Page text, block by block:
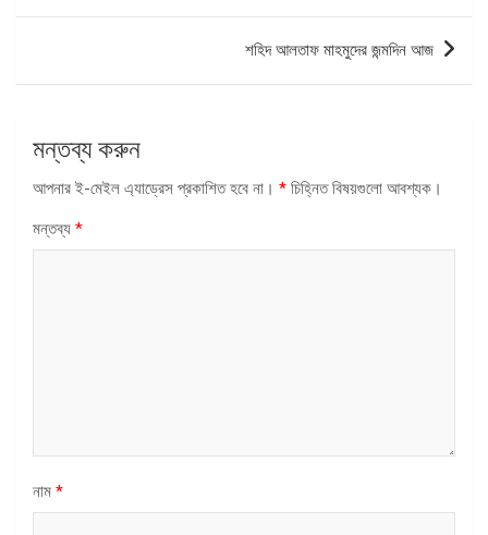
শহিদ আলতাফ মাহমুদের জন্মদিন আজ
মন্তব্য করুন
আপনার ই-মেইল এ্যাড্রেস প্রকাশিত হবে না। * চিহ্নিত বিষয়গুলো আবশ্যক।
মন্তব্য *
নাম *